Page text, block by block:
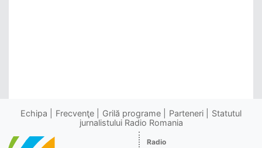
Echipa Frecvenţe Grilă programe Parteneri
Statutul
jurnalistului Radio Romania
Radio